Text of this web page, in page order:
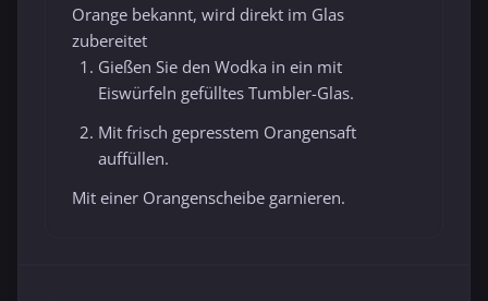
Orange bekannt, wird direkt im Glas
zubereitet
Gießen Sie den Wodka in ein mit
Eiswürfeln gefülltes Tumbler-Glas.
Mit frisch gepresstem Orangensaft
auffüllen.
Mit einer Orangenscheibe garnieren.